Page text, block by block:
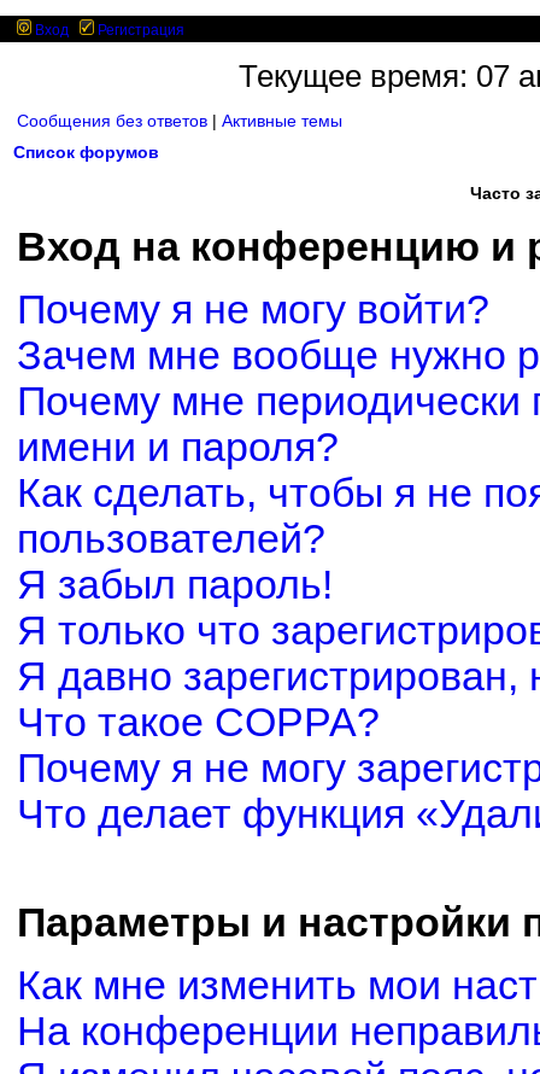
Вход Регистрация
Текущее время: 07
Сообщения без ответов | Активные темы
Список форумов
Часто
Вход на конференцию и
Почему я не могу войти?
Зачем мне вообще нужно
Почему мне периодически
имени и пароля?
Как сделать, чтобы я не
пользователей?
Я забыл пароль!
Я только что
Я давно
Что такое COPPA?
Почему я не могу
Что делает функция
Параметры и настройки
Как мне изменить мои
На конференции